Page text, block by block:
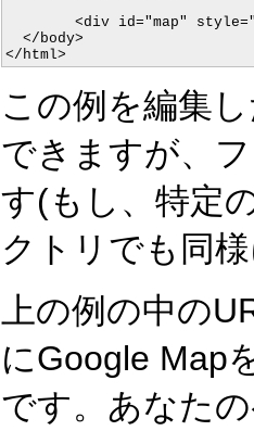
  </body>
この例を編集
できますが、
す(もし、特定
クトリでも同
上の例の中の
にGoogle Map
です。あなた